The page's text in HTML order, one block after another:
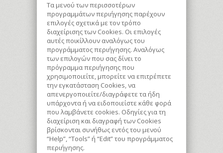
Τα μενού των περισσοτέρων
προγραμμάτων περιήγησης παρέχουν
επιλογές σχετικά με τον τρόπο
διαχείρισης των Cookies. Οι επιλογές
αυτές ποικίλλουν αναλόγως του
προγράμματος περιήγησης. Αναλόγως
των επιλογών που σας δίνει το
πρόγραμμα περιήγησης που
χρησιμοποιείτε, μπορείτε να επιτρέπετε
την εγκατάσταση Cookies, να
απενεργοποιείτε/διαγράφετε τα ήδη
υπάρχοντα ή να ειδοποιείστε κάθε φορά
που λαμβάνετε cookies. Οδηγίες για τη
διαχείριση και διαγραφή των Cookies
βρίσκονται συνήθως εντός του μενού
“Help”, “Tools” ή “Edit” του προγράμματος
περιήγησης.